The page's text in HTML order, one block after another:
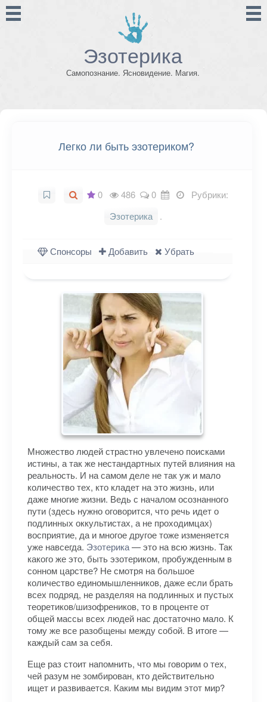
Эзотерика
Самопознание. Ясновидение. Магия.
Легко ли быть эзотериком?
0 486 0
Рубрики:
Эзотерика
.
Спонсоры Добавить Убрать
Множество людей страстно увлечено поисками
истины, а так же нестандартных путей влияния на
реальность. И на самом деле не так уж и мало
количество тех, кто кладет на это жизнь, или
даже многие жизни. Ведь с началом осознанного
пути (здесь нужно оговорится, что речь идет о
подлинных оккультистах, а не проходимцах)
восприятие, да и многое другое тоже изменяется
уже навсегда. Эзотерика— это на всю жизнь. Так
какого же это, быть эзотериком, пробужденным в
сонном царстве? Не смотря на большое
количество единомышленников, даже если брать
всех подряд, не разделяя на подлинных и пустых
теоретиков/шизофреников, то в проценте от
общей массы всех людей нас достаточно мало. К
тому же все разобщены между собой. В итоге —
каждый сам за себя.
Еще раз стоит напомнить, что мы говорим о тех,
чей разум не зомбирован, кто действительно
ищет и развивается. Каким мы видим этот мир?